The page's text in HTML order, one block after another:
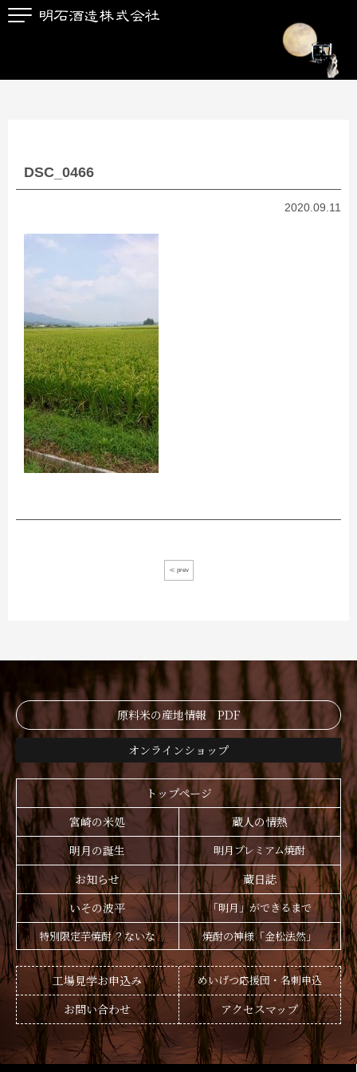
DSC_0466
2020.09.11
≪ prev
原料米の産地情報 PDF
オンラインショップ
トップページ
宮崎の米処
蔵人の情熱
明月の誕生
明月プレミアム焼酎
お知らせ
蔵日誌
いその波平
「明月」ができるまで
特別限定芋焼酎 ？ないな
焼酎の神様「金松法然」
工場見学お申込み めいげつ応援団・名刺申込
お問い合わせ アクセスマップ